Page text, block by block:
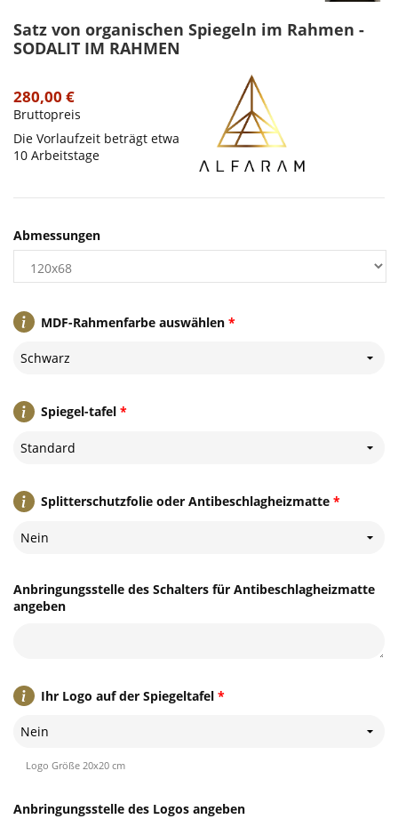
Satz von organischen Spiegeln im Rahmen -
SODALIT IM RAHMEN
280,00 €
Bruttopreis
Die Vorlaufzeit beträgt etwa
10 Arbeitstage
*
MDF-Rahmenfarbe auswählen
Schwarz
*
Spiegel-tafel
Standard
*
Splitterschutzfolie oder Antibeschlagheizmatte
Nein
Anbringungsstelle des Schalters für Antibeschlagheizmatte
angeben
*
Ihr Logo auf der Spiegeltafel
Nein
Logo Größe 20x20 cm
Anbringungsstelle des Logos angeben
Abmessungen